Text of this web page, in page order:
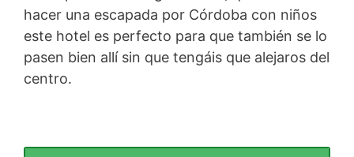
hacer una escapada por Córdoba con niños
este hotel es perfecto para que también se lo
pasen bien allí sin que tengáis que alejaros del
centro.